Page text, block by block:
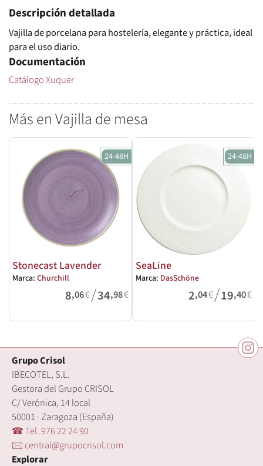
Descripción detallada
Vajilla de porcelana para hostelería, elegante y práctica, ideal
para el uso diario.
Documentación
Catálogo Xuquer
Más en Vajilla de mesa
24-48H
Stonecast Lavender
Marca: Churchill
8,06€/34,98€
24-48H
SeaLine
Marca: DasSchöne
2,04€/19,40€
Grupo Crisol
IBECOTEL, S.L.
Gestora del Grupo CRISOL
C/ Verónica, 14 local
50001 · Zaragoza (España)
☎ Tel. 976 22 24 90
🖂 central@grupocrisol.com
Explorar